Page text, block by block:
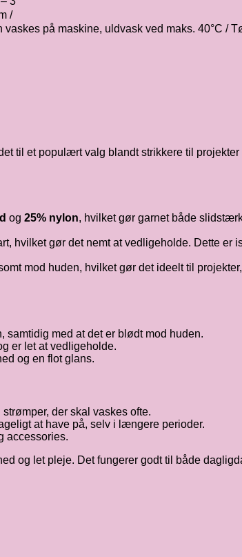
/
vaskes på maskine, uldvask ved maks. 40°C /
til et populært valg blandt strikkere til
og 25% nylon, hvilket gør garnet både
hvilket gør det nemt at vedligeholde. Dette er
mod huden, hvilket gør det ideelt til
med at det er blødt mod huden.
er let at vedligeholde.
og en flot glans.
der skal vaskes ofte.
at have på, selv i længere perioder.
accessories.
og let pleje. Det fungerer godt til både